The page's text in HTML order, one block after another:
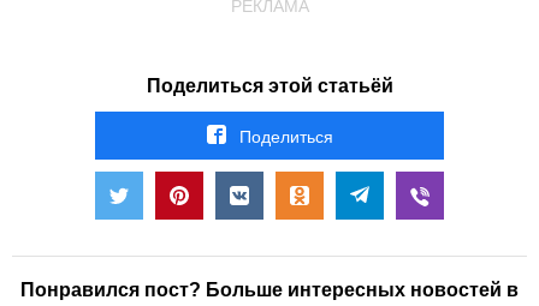
РЕКЛАМА
Поделиться этой статьёй
Поделиться
Понравился пост? Больше интересных новостей в